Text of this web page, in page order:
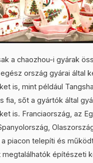
a chaozhou-i gyárak
ország gyárai által
is, mint például
fia, sőt a gyártók által
is. Franciaország, az
piacon telepíti és
építészeti